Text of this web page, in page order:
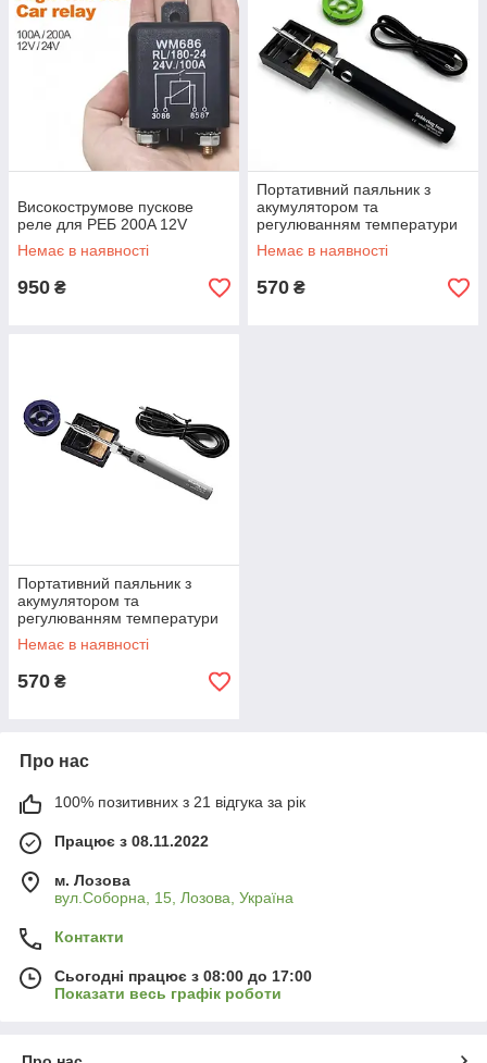
Високострумове пускове
реле для РЕБ 200A 12V
Немає в наявності
950 ₴
Портативний паяльник з
акумулятором та
регулюванням температури
8W Type C Black
Немає в наявності
570 ₴
Портативний паяльник з
акумулятором та
регулюванням температури
8W Type C Grey
Немає в наявності
570 ₴
Про нас
100% позитивних з 21 відгука за рік
Працює з 08.11.2022
м. Лозова
вул.Соборна, 15, Лозова, Україна
Контакти
Сьогодні працює з 08:00 до 17:00
Показати весь графік роботи